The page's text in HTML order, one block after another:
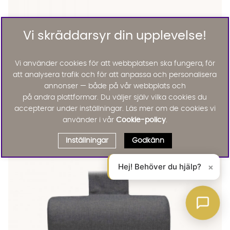
TRIBECA 4-sitssoffa Beige Finns även i dessa färger:
TRIBECA 4-sitssoffa Beige
TRIBECA 4-sitssoffa Beige
Vi skräddarsyr din upplevelse!
Vi använder cookies för att webbplatsen ska fungera, för
att analysera trafik och för att anpassa och personalisera
annonser — både på vår webbplats och
på andra plattformar. Du väljer själv vilka cookies du
accepterar under inställningar. Läs mer om de cookies vi
använder i vår Cookie-policy.
Inställningar Godkänn
Hej! Behöver du hjälp? ×